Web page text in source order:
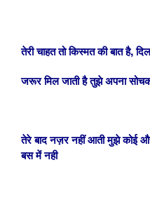
तेरी चाहत तो किस्मत की बात है,
जरूर मिल जाती है तुझे अपना
तेरे बाद नज़र नहीं आती मुझे कोई
बस में नही